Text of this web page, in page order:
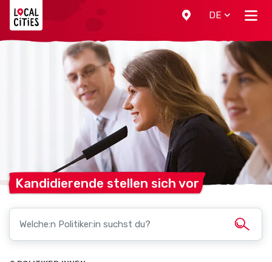
DE
Kandidierende stellen sich vor